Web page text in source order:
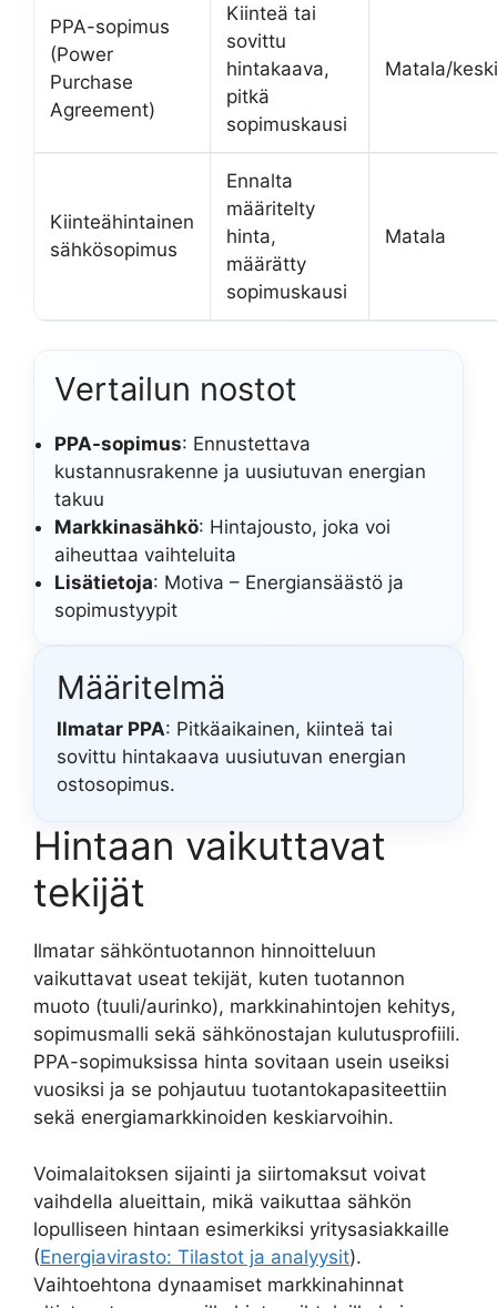
PPA-sopimus
(Power
Purchase
Agreement)
Kiinteä tai
sovittu
hintakaava,
pitkä
sopimuskausi
Matala/
Kiinteähintainen
sähkösopimus
Ennalta
määritelty
hinta,
määrätty
sopimuskausi
Matala
Vertailun nostot
PPA-sopimus: Ennustettava
kustannusrakenne ja uusiutuvan energian
takuu
Markkinasähkö: Hintajousto, joka voi
aiheuttaa vaihteluita
Lisätietoja: Motiva – Energiansäästö ja
sopimustyypit
Määritelmä
Ilmatar PPA: Pitkäaikainen, kiinteä tai
sovittu hintakaava uusiutuvan energian
ostosopimus.
Hintaan vaikuttavat
tekijät
Ilmatar sähköntuotannon hinnoitteluun
vaikuttavat useat tekijät, kuten tuotannon
muoto (tuuli/aurinko), markkinahintojen kehitys,
sopimusmalli sekä sähkönostajan kulutusprofiili.
PPA-sopimuksissa hinta sovitaan usein useiksi
vuosiksi ja se pohjautuu tuotantokapasiteettiin
sekä energiamarkkinoiden keskiarvoihin.
Voimalaitoksen sijainti ja siirtomaksut voivat
vaihdella alueittain, mikä vaikuttaa sähkön
lopulliseen hintaan esimerkiksi yritysasiakkaille
(Energiavirasto: Tilastot ja analyysit).
Vaihtoehtona dynaamiset markkinahinnat